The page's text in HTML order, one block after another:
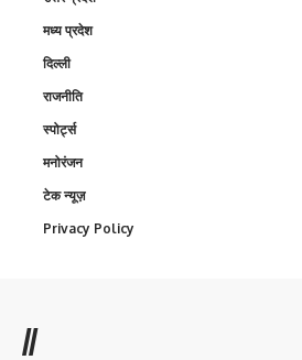
मध्य प्रदेश
दिल्ली
राजनीति
स्पोर्ट्स
मनोरंजन
टेक न्यूज़
Privacy Policy
//